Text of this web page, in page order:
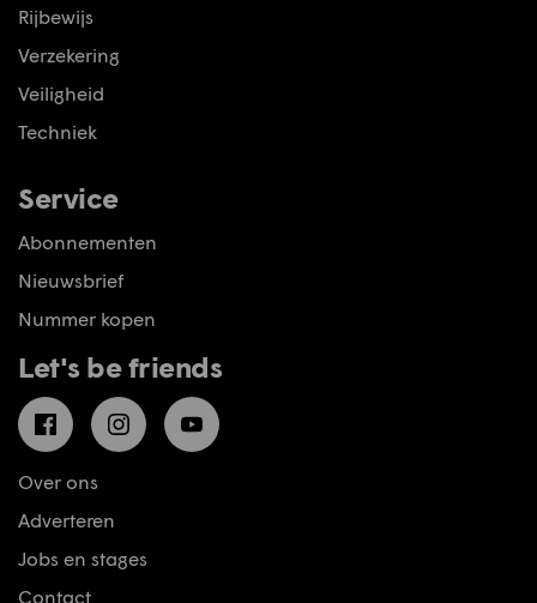
Rijbewijs
Verzekering
Veiligheid
Techniek
Service
Abonnementen
Nieuwsbrief
Nummer kopen
Let's be friends
FacebookInstagramYouTube
Over ons
Adverteren
Jobs en stages
Contact